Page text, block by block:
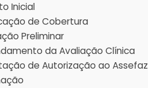
Inicial
de Cobertura
Preliminar
da Avaliação Clínica
de Autorização ao Assefaz